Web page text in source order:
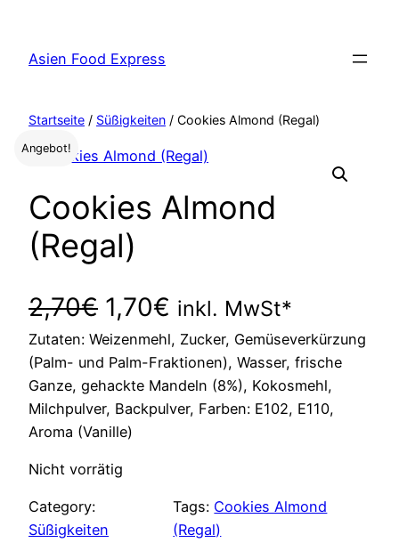
springen
Asien Food Express
Startseite / Süßigkeiten / Cookies Almond (Regal)
Angebot!
Cookies Almond
(Regal)
2,70€ U
r
s
p
r
n
1,70€ A
k
t
l
l
inkl. MwSt*
Zutaten: Weizenmehl, Zucker, Gemüseverkürzung
(Palm- und Palm-Fraktionen), Wasser, frische
Ganze, gehackte Mandeln (8%), Kokosmehl,
Milchpulver, Backpulver, Farben: E102, E110,
Aroma (Vanille)
Nicht vorrätig
Category:
Süßigkeiten
Tags: Cookies Almond
(Regal)